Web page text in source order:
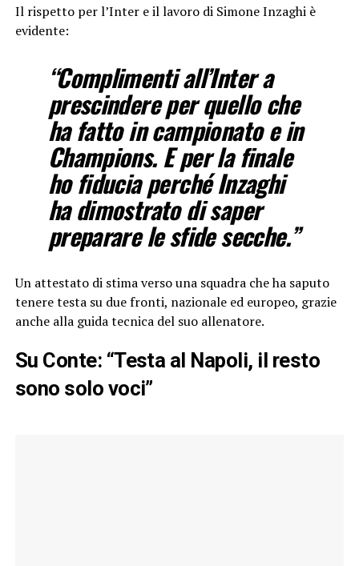
Il rispetto per l’Inter e il lavoro di Simone Inzaghi è
evidente:
“Complimenti all’Inter a
prescindere per quello che
ha fatto in campionato e in
Champions. E per la finale
ho fiducia perché Inzaghi
ha dimostrato di saper
preparare le sfide secche.”
Un attestato di stima verso una squadra che ha saputo
tenere testa su due fronti, nazionale ed europeo, grazie
anche alla guida tecnica del suo allenatore.
Su Conte: “Testa al Napoli, il resto
sono solo voci”